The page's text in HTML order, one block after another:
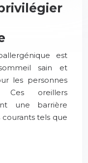
est
sain et
les personnes
Ces oreillers
une barrière
tels que